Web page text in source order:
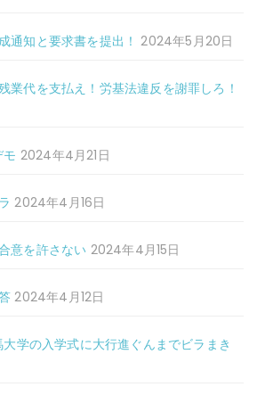
通知と要求書を提出！ 2024年5月20日
業代を支払え！労基法違反を謝罪しろ！
2024年4月21日
2024年4月16日
意を許さない 2024年4月15日
2024年4月12日
学の入学式に大行進ぐんまでビラまき